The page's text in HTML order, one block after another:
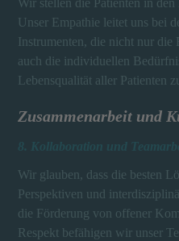
Wir stellen die Patienten in
Unser Empathie leitet uns bei
Instrumenten, die nicht nur die
auch die individuellen
Lebensqualität aller Patienten
Zusammenarbeit und
Wir glauben, dass die besten
Perspektiven und
die Förderung von offener
Respekt befähigen wir unser